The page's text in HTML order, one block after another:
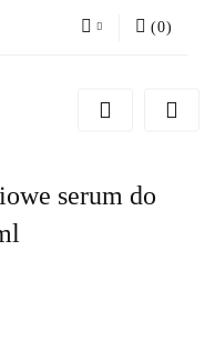
Zarejestruj się
(0)
serum do